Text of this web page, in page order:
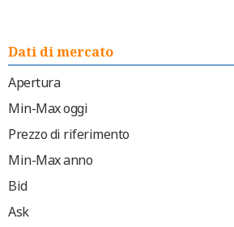
Dati di mercato
Apertura
Min-Max oggi
Prezzo di riferimento
Min-Max anno
Bid
Ask